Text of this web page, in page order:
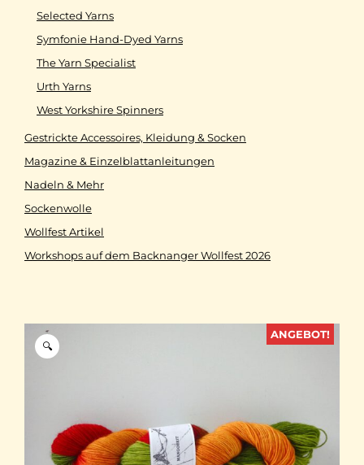
🔍
ANGEBOT!
Selected Yarns
Symfonie Hand-Dyed Yarns
The Yarn Specialist
Urth Yarns
West Yorkshire Spinners
Gestrickte Accessoires, Kleidung & Socken
Magazine & Einzelblattanleitungen
Nadeln & Mehr
Sockenwolle
Wollfest Artikel
Workshops auf dem Backnanger Wollfest 2026